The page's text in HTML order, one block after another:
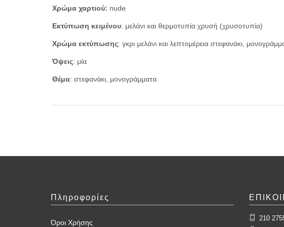
Χρώμα χαρτιού: nude
Εκτύπωση κειμένου: μελάνι και θερμοτυπία χρυσή (χρυσοτυπία)
Χρώμα εκτύπωσης: γκρι μελάνι και λεπτομέρεια στεφανάκι,
Όψεις: μία
Θέμα: στεφανάκι, μονογράμματα
Πληροφορίες
Όροι Χρήσης
210